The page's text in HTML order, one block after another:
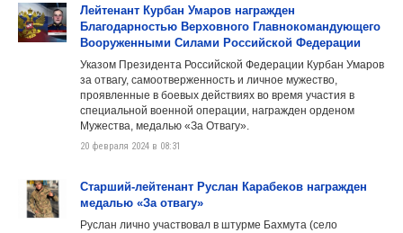
Лейтенант Курбан Умаров награжден
Благодарностью Верховного Главнокомандующего
Вооруженными Силами Российской Федерации
Указом Президента Российской Федерации Курбан Умаров
за отвагу, самоотверженность и личное мужество,
проявленные в боевых действиях во время участия в
специальной военной операции, награжден орденом
Мужества, медалью «За Отвагу».
20 февраля 2024 в 08:31
Старший-лейтенант Руслан Карабеков награжден
медалью «За отвагу»
Руслан лично участвовал в штурме Бахмута (село